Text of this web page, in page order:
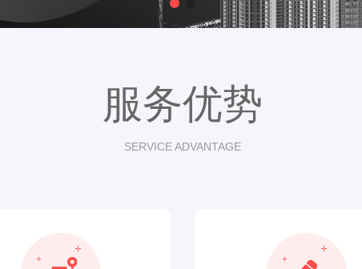
服务优势
SERVICE ADVANTAGE